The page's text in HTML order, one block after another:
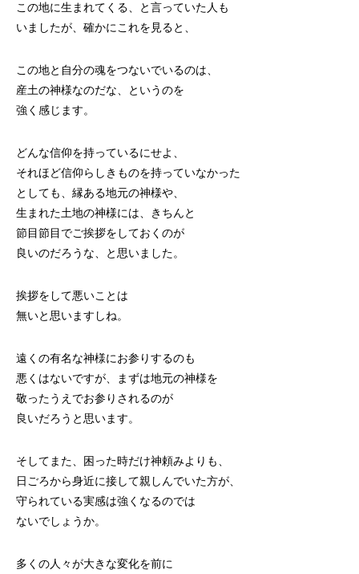
この地に生まれてくる、と言っていた人も
いましたが、確かにこれを見ると、
この地と自分の魂をつないでいるのは、
産土の神様なのだな、というのを
強く感じます。
どんな信仰を持っているにせよ、
それほど信仰らしきものを持っていなかった
としても、縁ある地元の神様や、
生まれた土地の神様には、きちんと
節目節目でご挨拶をしておくのが
良いのだろうな、と思いました。
挨拶をして悪いことは
無いと思いますしね。
遠くの有名な神様にお参りするのも
悪くはないですが、まずは地元の神様を
敬ったうえでお参りされるのが
良いだろうと思います。
そしてまた、困った時だけ神頼みよりも、
日ごろから身近に接して親しんでいた方が、
守られている実感は強くなるのでは
ないでしょうか。
多くの人々が大きな変化を前に